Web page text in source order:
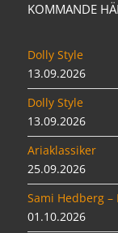
KOMMANDE
Dolly Style
13.09.2026
Dolly Style
13.09.2026
Ariaklassiker
25.09.2026
Sami Hedberg –
01.10.2026